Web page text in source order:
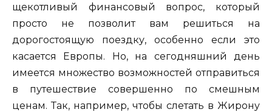
щекотливый финансовый вопрос, который
просто не позволит вам решиться на
дорогостоящую поездку, особенно если это
касается Европы. Но, на сегодняшний день
имеется множество возможностей отправиться
в путешествие совершенно по смешным
ценам. Так, например, чтобы слетать в Жирону